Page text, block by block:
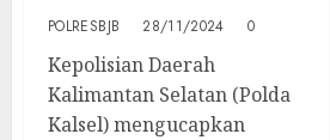
POLRESBJB 28/11/2024 0
Kepolisian Daerah
Kalimantan Selatan (Polda
Kalsel) mengucapkan